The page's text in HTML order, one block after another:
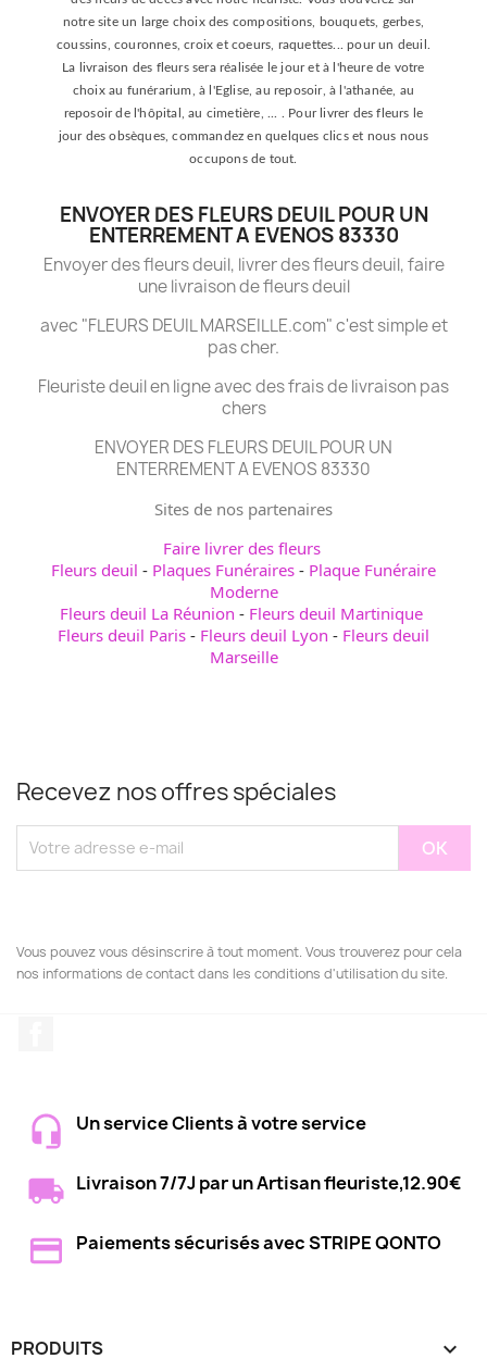
notre site un large choix des compositions, bouquets, gerbes,
coussins, couronnes, croix et coeurs, raquettes... pour un deuil.
La livraison des fleurs sera réalisée le jour et à l'heure de votre
choix au funérarium, à l'Eglise, au reposoir, à l'athanée, au
reposoir de l'hôpital, au cimetière, ... . Pour livrer des fleurs le
jour des obsèques, commandez en quelques clics et nous nous
occupons de tout.
ENVOYER DES FLEURS DEUIL POUR UN
ENTERREMENT A EVENOS 83330
Envoyer des fleurs deuil, livrer des fleurs deuil, faire
une livraison de fleurs deuil
avec "FLEURS DEUIL MARSEILLE.com" c'est simple et
pas cher.
Fleuriste deuil en ligne avec des frais de livraison pas
chers
ENVOYER DES FLEURS DEUIL POUR UN
ENTERREMENT A EVENOS 83330
Sites de nos partenaires
Faire livrer des fleurs
Fleurs deuil - Plaques Funéraires - Plaque Funéraire
Moderne
Fleurs deuil La Réunion - Fleurs deuil Martinique
Fleurs deuil Paris - Fleurs deuil Lyon - Fleurs deuil
Marseille
Recevez nos offres spéciales
Vous pouvez vous désinscrire à tout moment. Vous trouverez pour cela
nos informations de contact dans les conditions d'utilisation du site.
Un service Clients à votre service
Livraison 7/7J par un Artisan fleuriste,12.90€
Paiements sécurisés avec STRIPE QONTO
PRODUITS 